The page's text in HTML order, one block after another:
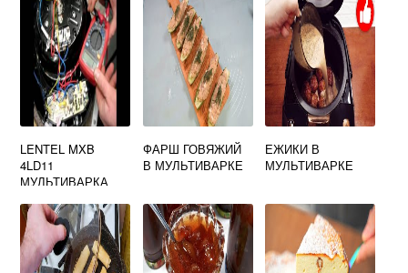
LENTEL MXB
4LD11
МУЛЬТИВАРКА
ФАРШ ГОВЯЖИЙ
В МУЛЬТИВАРКЕ
ЕЖИКИ В
МУЛЬТИВАРКЕ